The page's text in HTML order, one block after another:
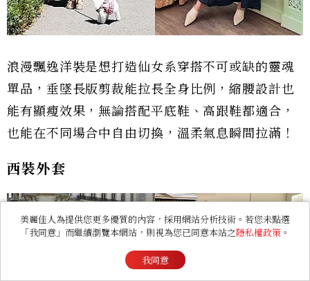
浪漫飄逸洋裝是想打造仙女系穿搭不可或缺的靈魂
單品，垂墜長版剪裁能拉長全身比例，縮腰設計也
能有顯瘦效果，無論搭配平底鞋、高跟鞋都適合，
也能在不同場合中自由切換，溫柔氣息瞬間拉滿！
西裝外套
美麗佳人為提供您更多優質的內容，採用網站分析技術。若您未點選
「我同意」而繼續瀏覽本網站，則視為您已同意本站之隱私權政策 。
我同意